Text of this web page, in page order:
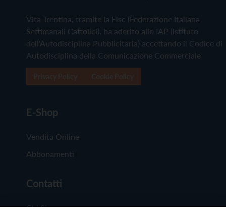
Vita Trentina, tramite la Fisc (Federazione Italiana
Settimanali Cattolici), ha aderito allo IAP (Istituto
dell'Autodisciplina Pubblicitaria) accettando il Codice di
Autodisciplina della Comunicazione Commerciale
E-Shop
Vendita Online
Abbonamenti
Contatti
Chi Siamo